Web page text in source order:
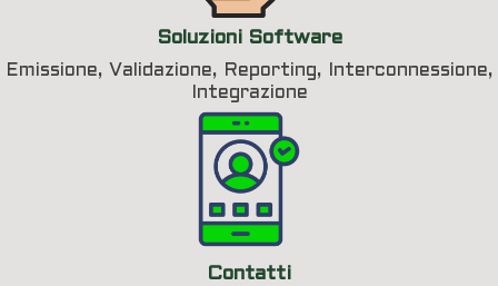
Soluzioni Software
Emissione, Validazione, Reporting, Interconnessione,
Integrazione
Contatti